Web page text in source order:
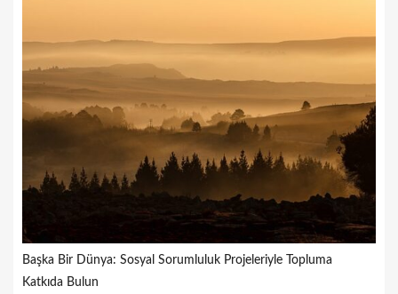
Başka Bir Dünya: Sosyal Sorumluluk Projeleriyle Topluma
Katkıda Bulun